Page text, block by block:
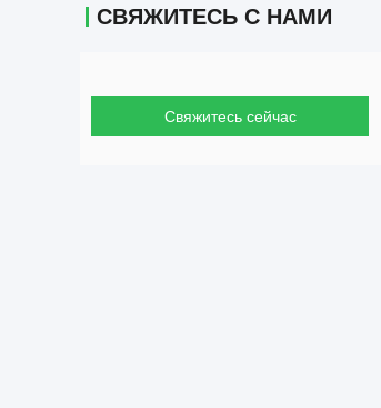
СВЯЖИТЕСЬ С НАМИ
Свяжитесь сейчас